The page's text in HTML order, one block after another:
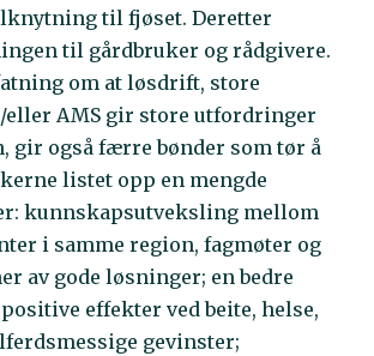
til fjøset. Deretter
til gårdbruker og rådgivere.
om at løsdrift, store
eller AMS gir store utfordringer
gir også færre bønder som tør å
listet opp en mengde
kunnskapsutveksling mellom
i samme region, fagmøter og
av gode løsninger; en bedre
effekter ved beite, helse,
gevinster;